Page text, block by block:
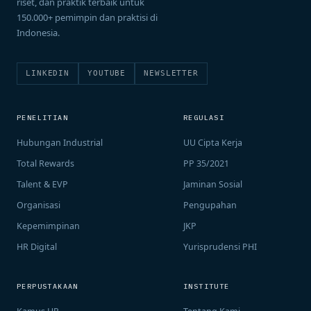
150.000+ pemimpin dan praktisi di
Indonesia.
LINKEDIN YOUTUBE NEWSLETTER
PENELITIAN
Hubungan Industrial
Total Rewards
Talent & EVP
Organisasi
Kepemimpinan
HR Digital
REGULASI
UU Cipta Kerja
PP 35/2021
Jaminan Sosial
Pengupahan
JKP
Yurisprudensi PHI
PERPUSTAKAAN INSTITUTE